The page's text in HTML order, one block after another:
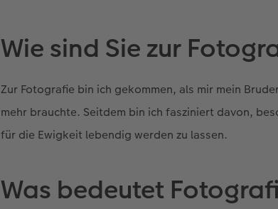
Wie sind Sie zur
Zur Fotografie bin ich gekommen, als mir mein
mehr brauchte. Seitdem bin ich fasziniert davon,
für die Ewigkeit lebendig werden zu lassen.
Was bedeutet